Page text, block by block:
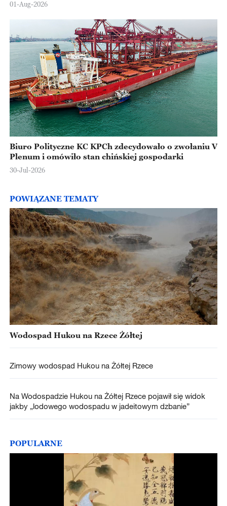
01-Aug-2026
Biuro Polityczne KC KPCh zdecydowało o zwołaniu V
Plenum i omówiło stan chińskiej gospodarki
30-Jul-2026
POWIĄZANE TEMATY
Wodospad Hukou na Rzece Żółtej
Zimowy wodospad Hukou na Żółtej Rzece
Na Wodospadzie Hukou na Żółtej Rzece pojawił się widok
jakby „lodowego wodospadu w jadeitowym dzbanie”
POPULARNE